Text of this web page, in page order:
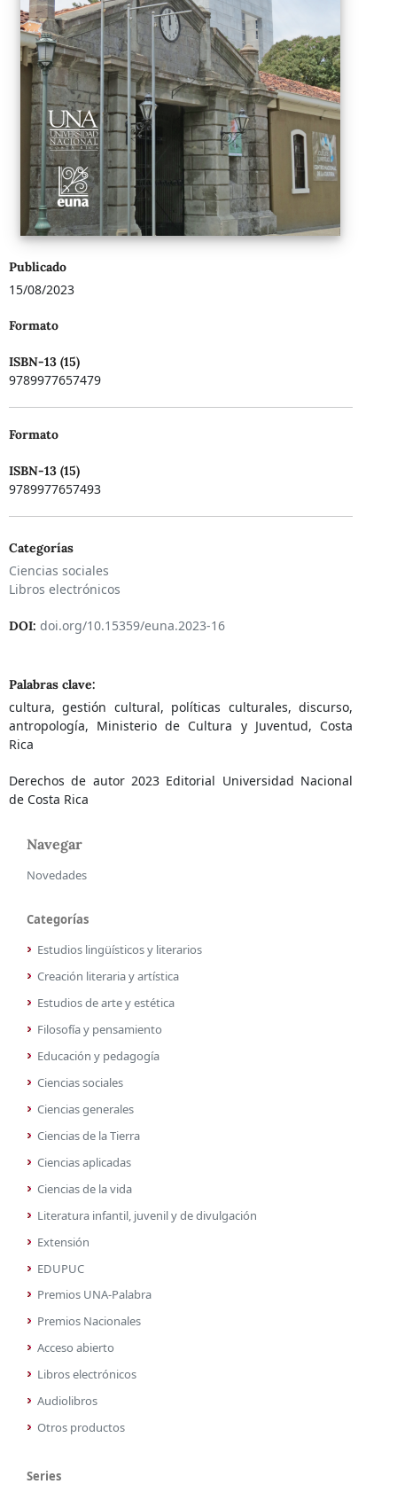
Publicado
15/08/2023
Formato
ISBN-13 (15)
9789977657479
Formato
ISBN-13 (15)
9789977657493
Categorías
Ciencias sociales
Libros electrónicos
DOI: doi.org/10.15359/euna.2023-16
Palabras clave:
cultura, gestión cultural, políticas culturales, discurso,
antropología, Ministerio de Cultura y Juventud, Costa
Rica
Derechos de autor 2023 Editorial Universidad Nacional
de Costa Rica
Navegar
Novedades
Categorías
Estudios lingüísticos y literarios
Creación literaria y artística
Estudios de arte y estética
Filosofía y pensamiento
Educación y pedagogía
Ciencias sociales
Ciencias generales
Ciencias de la Tierra
Ciencias aplicadas
Ciencias de la vida
Literatura infantil, juvenil y de divulgación
Extensión
EDUPUC
Premios UNA-Palabra
Premios Nacionales
Acceso abierto
Libros electrónicos
Audiolibros
Otros productos
Series